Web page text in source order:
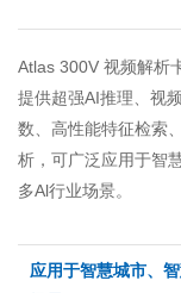
Atlas 300V 视频解析
提供超强AI推理、视
数、高性能特征检索
析，可广泛应用于智
多Al行业场景。
应用于智慧城市、